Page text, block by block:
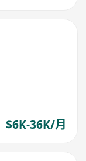
$6K-36K/月